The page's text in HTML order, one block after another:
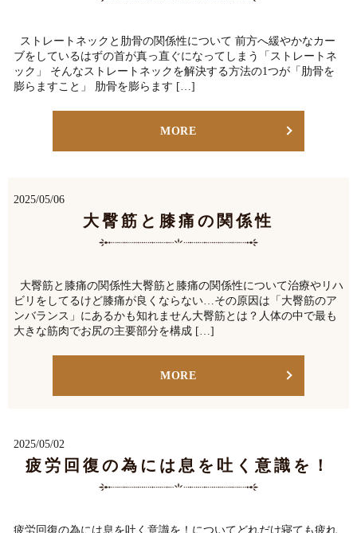
ストレートネックと肋骨の関係性について 前方へ緩やかなカー
ブをしているはずの首が真っ直ぐになってしまう「ストレートネ
ック」 そんなストレートネックを解決する方法の1つが「肋骨を
膨らますこと」 肋骨を膨らます […]
MORE
2025/05/06
大臀筋と膝痛の関係性
大臀筋と膝痛の関係性大臀筋と膝痛の関係性について治療やリハ
ビリをしてるけど膝痛が良くならない…その原因は「大臀筋のア
ンバランス」にあるかも知れません大臀筋とは？人体の中で最も
大きな筋肉でお尻の主要部分を構成 […]
MORE
2025/05/02
疲労回復の為には息を吐く意識を！
疲労回復の為には息を吐く意識を！についてどれだけ寝ても疲れ